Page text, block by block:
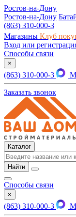
Ростов-на-Дону
Ростов-на-Дону
(863) 310-000-3
Магазины Клуб
Вход или
Способы связи
×
(863) 310-000-3
Заказать звонок
Каталог
Найти
Способы связи
×
(863) 310-000-3